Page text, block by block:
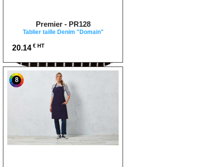
Premier - PR128
Tablier taille Denim "Domain"
20.14 € HT
8